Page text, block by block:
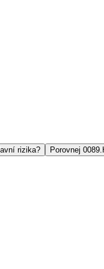
rizika? Porovnej